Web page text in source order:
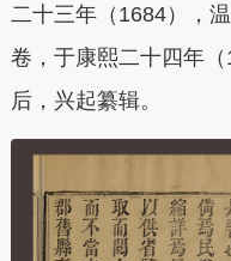
二十三年（1684），
卷，于康熙二十四年（
后，兴起纂辑。